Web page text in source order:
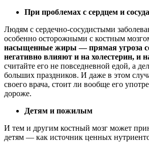
При проблемах с сердцем и
Людям с сердечно-сосудистыми
особенно осторожными с костным
насыщенные жиры — прямая угроза
негативно влияют и на холестерин, и
считайте его не повседневной едой, а
больших праздников. И даже в этом
своего врача, стоит ли вообще его
дороже.
Детям и пожилым
И тем и другим костный мозг может
детям — как источник ценных